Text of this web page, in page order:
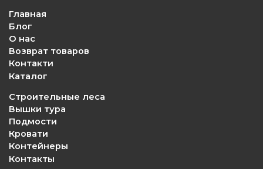
Главная
Блог
О нас
Возврат товаров
Контакти
Каталог
Строительные леса
Вышки тура
Подмости
Кровати
Контейнеры
Контакты